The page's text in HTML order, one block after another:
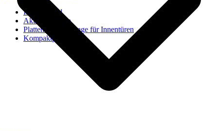
Imi-Verbund
Akustik-Platten
Platten und Rohlinge für Innentüren
Kompaktplatten